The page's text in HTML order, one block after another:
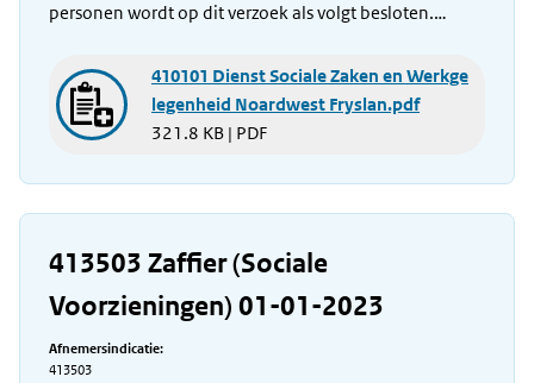
personen wordt op dit verzoek als volgt besloten.…
410101 Dienst Sociale Zaken en Werkge
legenheid Noardwest Fryslan.pdf
321.8 KB | PDF
413503 Zaffier (Sociale
Voorzieningen) 01-01-2023
Afnemersindicatie:
413503